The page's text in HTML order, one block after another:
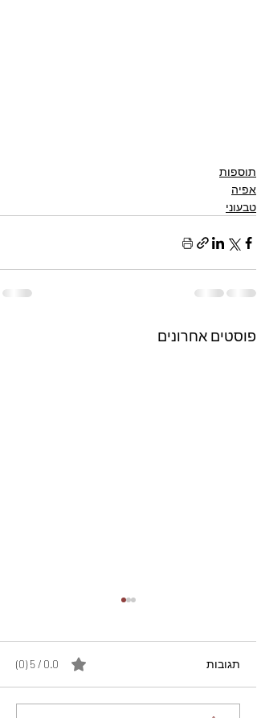
תוספות
אפיה
טבעוני
פוסטים אחרונים
תגובות 0.0 / 5 ‏(0)